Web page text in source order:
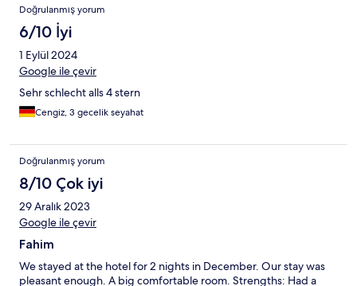
Doğrulanmış yorum
6/10 İyi
1 Eylül 2024
Google ile çevir
Sehr schlecht alls 4 stern
Cengiz, 3 gecelik seyahat
Doğrulanmış yorum
8/10 Çok iyi
29 Aralık 2023
Google ile çevir
Fahim
We stayed at the hotel for 2 nights in December. Our stay was
pleasant enough. A big comfortable room. Strengths: Had a